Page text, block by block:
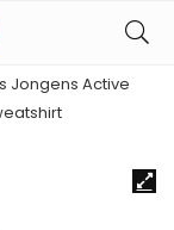
Jongens Active